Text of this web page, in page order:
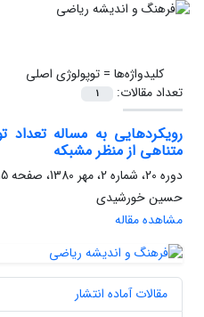
کلیدواژه‌ها =توپولوژی اصلی
تعداد مقالات:
1
رویکردهایی به مساله
متناهی از منظر مشبکه
دوره 20، شماره 2، مهر 1380، صفحه
36
حسین خورشیدی
مشاهده مقاله
مقالات آماده انتشار